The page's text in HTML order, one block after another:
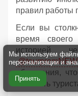
правил работы
Если вы
время своего
историей
обращения,
помогать
Мы используем
персонализации и
Принять